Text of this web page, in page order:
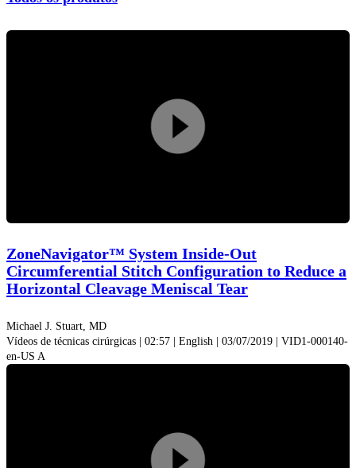
Play
Video
ZoneNavigator™ System Inside-Out
Circumferential Stitch Configuration to Reduce a
Horizontal Cleavage Meniscal Tear
Michael J. Stuart, MD
Vídeos de técnicas cirúrgicas | 02:57 | English | 03/07/2019 | VID1-000140-
en-US A